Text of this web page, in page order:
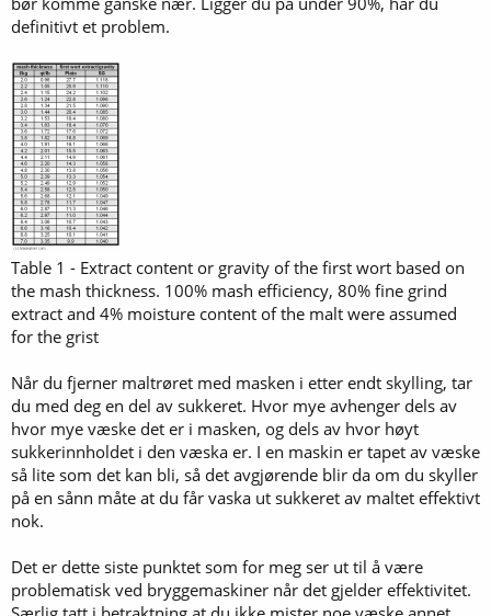
definitivt et problem.
Table 1 - Extract content or gravity of the first wort based on
the mash thickness. 100% mash efficiency, 80% fine grind
extract and 4% moisture content of the malt were assumed
for the grist
Når du fjerner maltrøret med masken i etter endt skylling, tar
du med deg en del av sukkeret. Hvor mye avhenger dels av
hvor mye væske det er i masken, og dels av hvor høyt
sukkerinnholdet i den væska er. I en maskin er tapet av væske
så lite som det kan bli, så det avgjørende blir da om du skyller
på en sånn måte at du får vaska ut sukkeret av maltet effektivt
nok.
Det er dette siste punktet som for meg ser ut til å være
problematisk ved bryggemaskiner når det gjelder effektivitet.